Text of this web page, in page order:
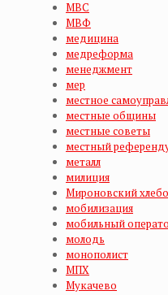
МВС
МВФ
медицина
медреформа
менеджмент
мер
местное
местные общины
местные советы
местный
металл
милиция
Мироновский
мобилизация
мобильный
молодь
монополист
МПХ
Мукачево